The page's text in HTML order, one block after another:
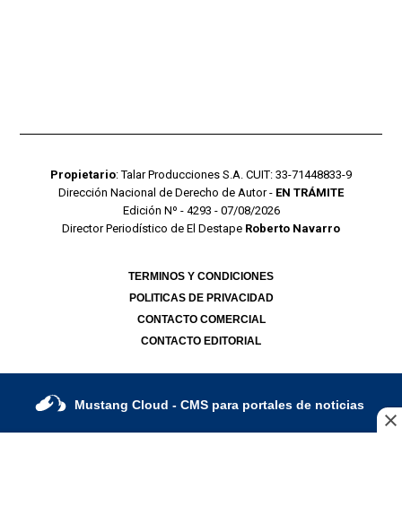
Propietario: Talar Producciones S.A. CUIT: 33-71448833-9
Dirección Nacional de Derecho de Autor - EN TRÁMITE
Edición Nº - 4293 - 07/08/2026
Director Periodístico de El Destape Roberto Navarro
TERMINOS Y CONDICIONES
POLITICAS DE PRIVACIDAD
CONTACTO COMERCIAL
CONTACTO EDITORIAL
Mustang Cloud - CMS para portales de noticias